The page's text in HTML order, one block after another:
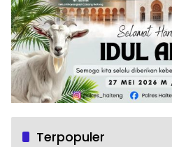
Terpopuler